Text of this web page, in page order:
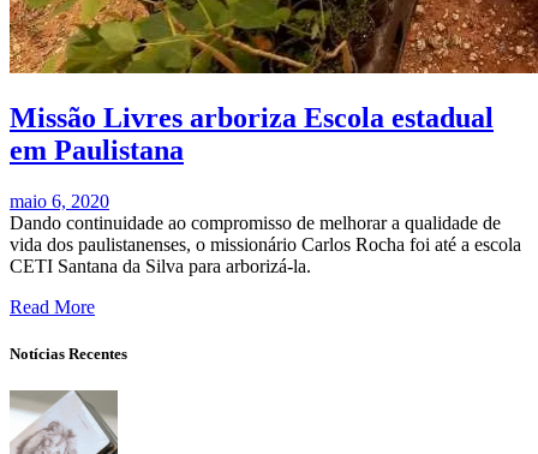
Missão Livres arboriza Escola estadual
em Paulistana
maio 6, 2020
Dando continuidade ao compromisso de melhorar a qualidade de
vida dos paulistanenses, o missionário Carlos Rocha foi até a escola
CETI Santana da Silva para arborizá-la.
Read More
Notícias Recentes